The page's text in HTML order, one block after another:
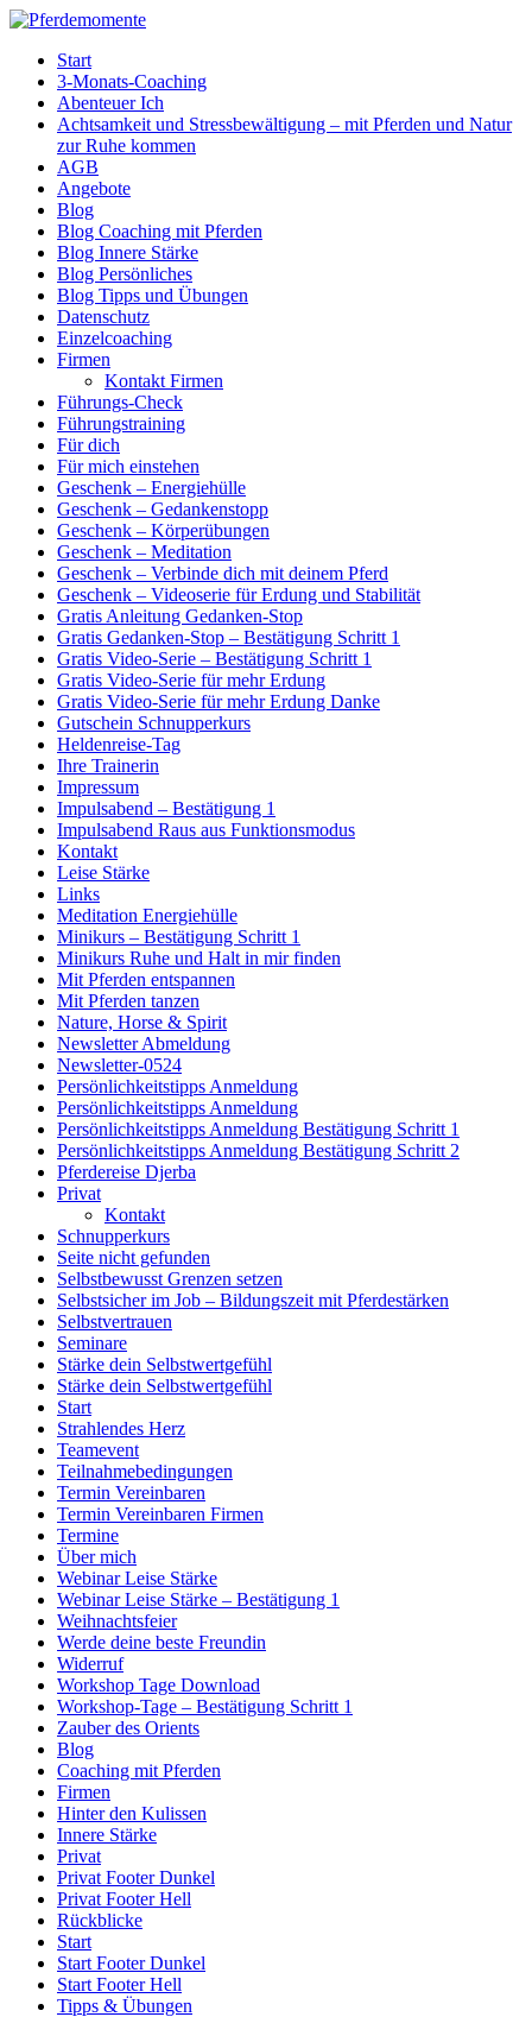
Start
3-Monats-Coaching
Abenteuer Ich
Achtsamkeit und Stressbewältigung – mit Pferden und Natur
zur Ruhe kommen
AGB
Angebote
Blog
Blog Coaching mit Pferden
Blog Innere Stärke
Blog Persönliches
Blog Tipps und Übungen
Datenschutz
Einzelcoaching
Firmen
Kontakt Firmen
Führungs-Check
Führungstraining
Für dich
Für mich einstehen
Geschenk – Energiehülle
Geschenk – Gedankenstopp
Geschenk – Körperübungen
Geschenk – Meditation
Geschenk – Verbinde dich mit deinem Pferd
Geschenk – Videoserie für Erdung und Stabilität
Gratis Anleitung Gedanken-Stop
Gratis Gedanken-Stop – Bestätigung Schritt 1
Gratis Video-Serie – Bestätigung Schritt 1
Gratis Video-Serie für mehr Erdung
Gratis Video-Serie für mehr Erdung Danke
Gutschein Schnupperkurs
Heldenreise-Tag
Ihre Trainerin
Impressum
Impulsabend – Bestätigung 1
Impulsabend Raus aus Funktionsmodus
Kontakt
Leise Stärke
Links
Meditation Energiehülle
Minikurs – Bestätigung Schritt 1
Minikurs Ruhe und Halt in mir finden
Mit Pferden entspannen
Mit Pferden tanzen
Nature, Horse & Spirit
Newsletter Abmeldung
Newsletter-0524
Persönlichkeitstipps Anmeldung
Persönlichkeitstipps Anmeldung
Persönlichkeitstipps Anmeldung Bestätigung Schritt 1
Persönlichkeitstipps Anmeldung Bestätigung Schritt 2
Pferdereise Djerba
Privat
Kontakt
Schnupperkurs
Seite nicht gefunden
Selbstbewusst Grenzen setzen
Selbstsicher im Job – Bildungszeit mit Pferdestärken
Selbstvertrauen
Seminare
Stärke dein Selbstwertgefühl
Stärke dein Selbstwertgefühl
Start
Strahlendes Herz
Teamevent
Teilnahmebedingungen
Termin Vereinbaren
Termin Vereinbaren Firmen
Termine
Über mich
Webinar Leise Stärke
Webinar Leise Stärke – Bestätigung 1
Weihnachtsfeier
Werde deine beste Freundin
Widerruf
Workshop Tage Download
Workshop-Tage – Bestätigung Schritt 1
Zauber des Orients
Blog
Coaching mit Pferden
Firmen
Hinter den Kulissen
Innere Stärke
Privat
Privat Footer Dunkel
Privat Footer Hell
Rückblicke
Start
Start Footer Dunkel
Start Footer Hell
Tipps & Übungen